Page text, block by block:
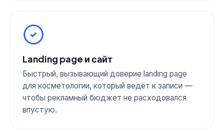
Landing page и сайт
Быстрый, вызывающий доверие landing page
для косметологии, который ведёт к записи —
чтобы рекламный бюджет не расходовался
впустую.